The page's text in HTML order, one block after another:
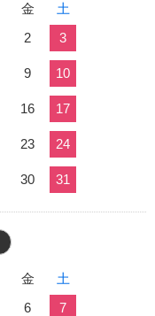
金
土
2 3
9 10
16 17
23 24
30 31
金
土
6 7